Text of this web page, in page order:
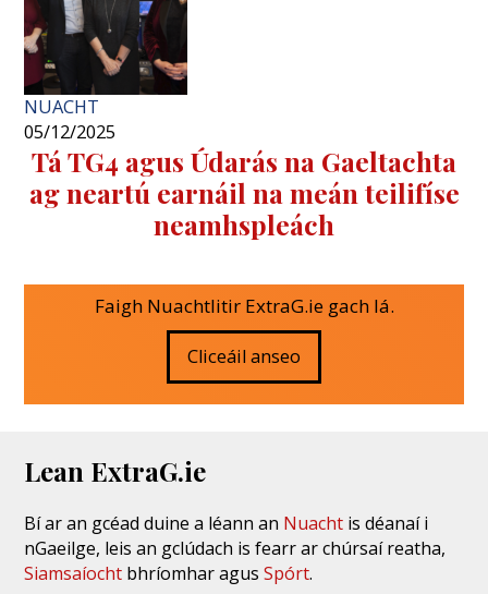
NUACHT
05/12/2025
Tá TG4 agus Údarás na Gaeltachta
ag neartú earnáil na meán teilifíse
neamhspleách
Faigh Nuachtlitir ExtraG.ie gach lá.
Cliceáil anseo
Lean ExtraG.ie
Bí ar an gcéad duine a léann an Nuacht is déanaí i
nGaeilge, leis an gclúdach is fearr ar chúrsaí reatha,
Siamsaíocht bhríomhar agusSpórt.